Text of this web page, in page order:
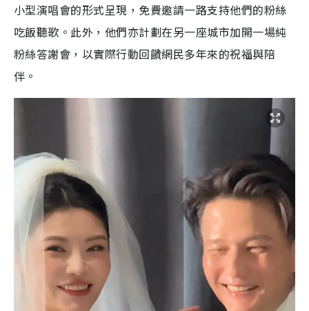
小型演唱會的形式呈現，免費邀請一路支持他們的粉絲
吃飯聽歌。此外，他們亦計劃在另一座城市加開一場純
粉絲答謝會，以實際行動回饋網民多年來的祝福與陪
伴。